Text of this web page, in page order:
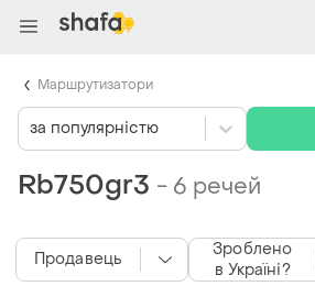
Rb750gr3 - 6 речей
Продавець
Зроблено
в Україні?
за популярністю
Маршрутизатори